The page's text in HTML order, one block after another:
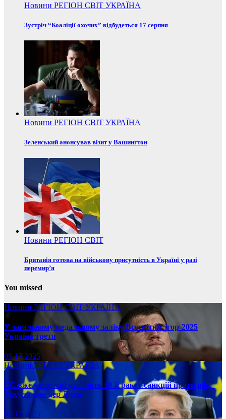
Новини РЕГІОН СВІТ УКРАЇНА
Зустріч “Коаліції охочих” відбудеться 17 серпня
Новини РЕГІОН СВІТ УКРАЇНА
Зеленський анонсував візит у Вашингтон
Новини РЕГІОН СВІТ
Британія готова на військову присутність в Україні у разі
перемир’я
You missed
Новини РЕГІОНСВІТ УКРАЇНА
У загальному медальному заліку Всесвітніх ігор-2025
Україна третя
08.17.2025
НовиниРЕГІОН УКРАЇНА
ЄС вже у вересні ухвалить 19-й ракет санкцій проти рф, –
Урсула фон дер Ляєн
08.17.2025